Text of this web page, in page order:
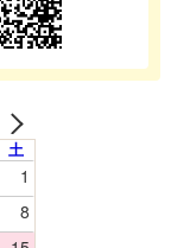
土
1
8